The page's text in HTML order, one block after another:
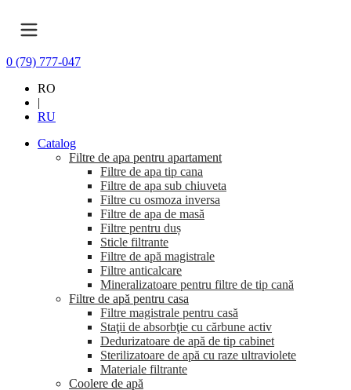
0 (79) 777-047
RO
|
RU
Catalog
Filtre de apa pentru apartament
Filtre de apa tip cana
Filtre de apa sub chiuveta
Filtre cu osmoza inversa
Filtre de apa de masă
Filtre pentru duș
Sticle filtrante
Filtre de apă magistrale
Filtre anticalcare
Mineralizatoare pentru filtre de tip cană
Filtre de apă pentru casa
Filtre magistrale pentru casă
Staţii de absorbţie cu cărbune activ
Dedurizatoare de apă de tip cabinet
Sterilizatoare de apă cu raze ultraviolete
Materiale filtrante
Coolere de apă